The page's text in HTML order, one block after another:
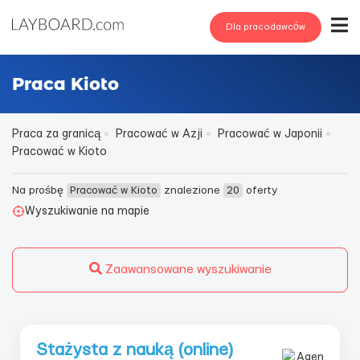
Dla pracodawców
Praca Kioto
Praca za granicą Pracować w Azji
Pracować w Japonii
Pracować w Kioto
Na prośbę Pracować w Kioto znalezione 20
oferty
Wyszukiwanie na mapie
Zaawansowane wyszukiwanie
Stażysta z nauką (online)